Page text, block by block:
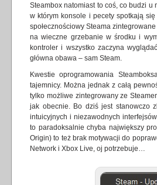
Steambox natomiast to coś, co budzi
w którym konsole i pecety spotkają
społecznościowy Steama
na wieczne grzebanie w środku i
kontroler i wszystko zaczyna
główna obawa – sam Steam.
Kwestie oprogramowania
tajemnicy. Można jednak z całą
tylko możliwe zintegrowany ze
jak obecnie. Bo dziś jest stanowczo
intuicyjnych i niezawodnych
to paradoksalnie chyba największy
Origin) to też brak motywacji do
Network i Xbox Live, oj potrzebuje…